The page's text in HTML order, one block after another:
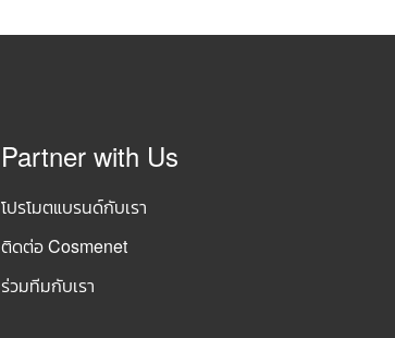
Partner with Us
โปรโมตแบรนด์กับเรา
ติดต่อ Cosmenet
ร่วมทีมกับเรา